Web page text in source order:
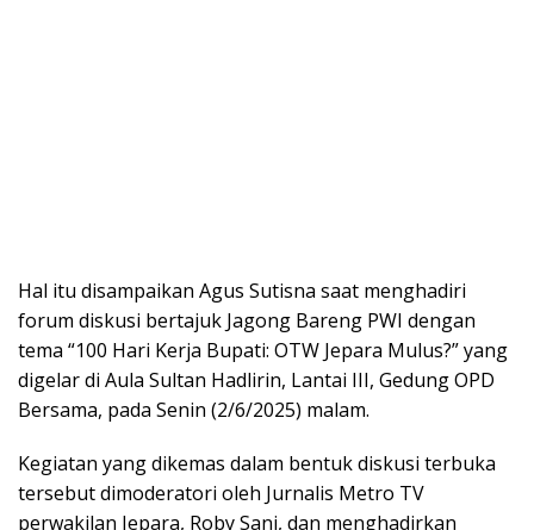
Hal itu disampaikan Agus Sutisna saat menghadiri
forum diskusi bertajuk Jagong Bareng PWI dengan
tema “100 Hari Kerja Bupati: OTW Jepara Mulus?” yang
digelar di Aula Sultan Hadlirin, Lantai III, Gedung OPD
Bersama, pada Senin (2/6/2025) malam.
Kegiatan yang dikemas dalam bentuk diskusi terbuka
tersebut dimoderatori oleh Jurnalis Metro TV
perwakilan Jepara, Roby Sani, dan menghadirkan